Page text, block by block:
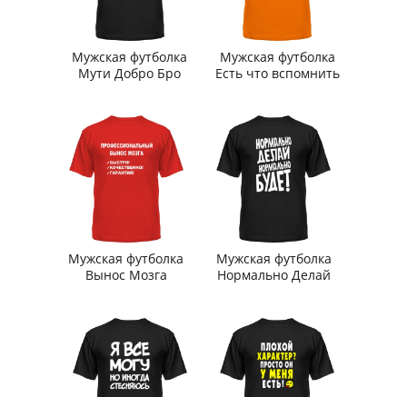
Мужская футболка
Мути Добро Бро
Мужская футболка
Есть что вспомнить
Мужская футболка
Вынос Мозга
Мужская футболка
Нормально Делай